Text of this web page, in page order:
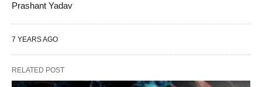
Prashant Yadav
7 YEARS AGO
RELATED POST